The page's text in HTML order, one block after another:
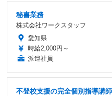
秘書業務
株式会社ワークスタッフ
愛知県
時給2,000円～
派遣社員
不登校支援の完全個別指導講